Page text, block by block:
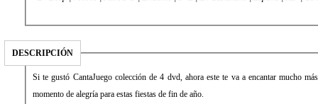
DESCRIPCIÓN
Si te gustó CantaJuego colección de 4 dvd, ahora este te va a encantar mucho
momento de alegría para estas fiestas de fin de año.